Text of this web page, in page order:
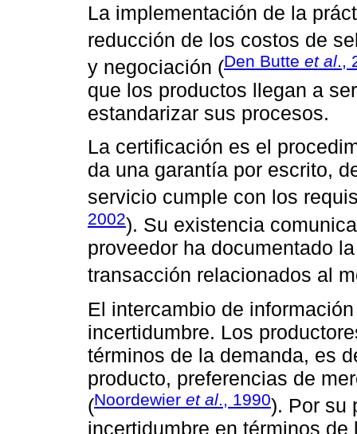
La implementación de la
reducción de los costos de
y negociación (Den Butte et al.,
que los productos llegan a
estandarizar sus procesos.
La certificación es el
da una garantía por escrito,
servicio cumple con los
2002). Su existencia
proveedor ha documentado
transacción relacionados al
El intercambio de
incertidumbre. Los
términos de la demanda, es
producto, preferencias de
(Noordewier et al ., 1990). Por su
incertidumbre en términos